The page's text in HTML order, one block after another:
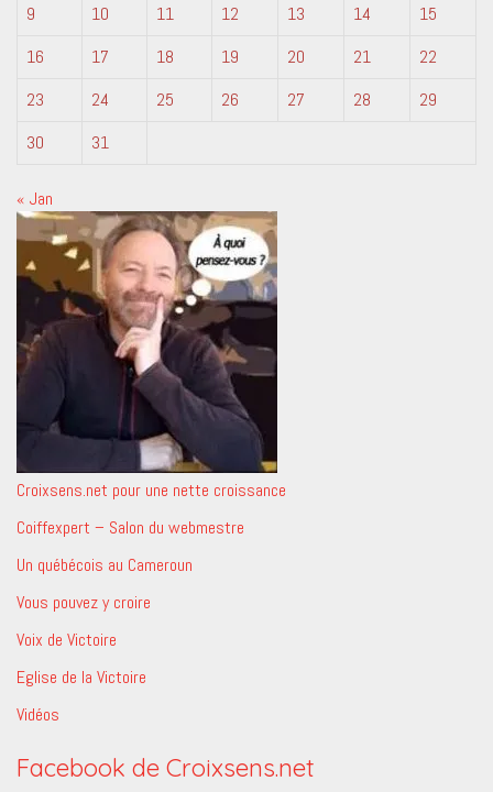
9
10 11 12 13 14
15
16
17 18 19 20 21
22
23
24 25 26 27 28
29
30
31
« Jan
Croixsens.net pour une nette croissance
Coiffexpert – Salon du webmestre
Un québécois au Cameroun
Vous pouvez y croire
Voix de Victoire
Eglise de la Victoire
Vidéos
Facebook de Croixsens.net